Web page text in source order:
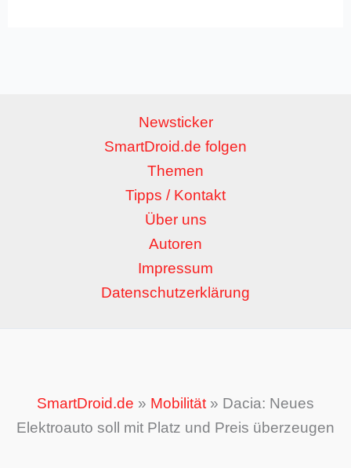
Newsticker
SmartDroid.de folgen
Themen
Tipps / Kontakt
Über uns
Autoren
Impressum
Datenschutzerklärung
SmartDroid.de » Mobilität » Dacia: Neues
Elektroauto soll mit Platz und Preis überzeugen